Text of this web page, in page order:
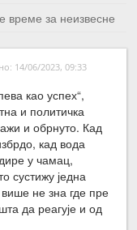
време за неизвесне
Следећа вест →
14/06/2023, 09:33
као успех“,
и политичка
и обрнуто. Кад
кад вода
у чамац,
сустижу једна
више не зна где пре
да реагује и од